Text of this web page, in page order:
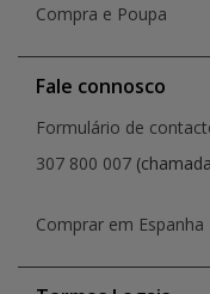
Compra e Poupa
Fale connosco
Formulário de
307 800 007
Comprar em Espanha